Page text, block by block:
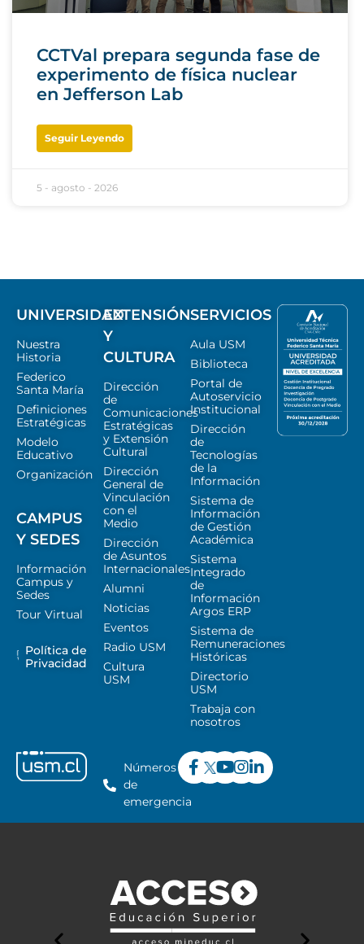
CCTVal prepara segunda fase de
experimento de física nuclear
en Jefferson Lab
Seguir Leyendo
5 - agosto - 2026
UNIVERSIDAD
Nuestra
Historia
Federico
Santa María
Definiciones
Estratégicas
Modelo
Educativo
Organización
CAMPUS
Y SEDES
Información
Campus y
Sedes
Tour Virtual
Política de
Privacidad
EXTENSIÓN
Y
CULTURA
Dirección
de
Comunicaciones
Estratégicas
y Extensión
Cultural
Dirección
General de
Vinculación
con el
Medio
Dirección
de Asuntos
Internacionales
Alumni
Noticias
Eventos
Radio USM
Cultura
USM
SERVICIOS
Aula USM
Biblioteca
Portal de
Autoservicio
Institucional
Dirección
de
Tecnologías
de la
Información
Sistema de
Información
de Gestión
Académica
Sistema
Integrado
de
Información
Argos ERP
Sistema de
Remuneraciones
Históricas
Directorio
USM
Trabaja con
nosotros
Números
de
emergencia